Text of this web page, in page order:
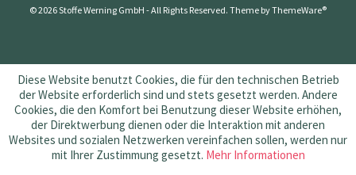
© 2026 Stoffe Werning GmbH - All Rights Reserved. Theme byThemeWare®
Diese Website benutzt Cookies, die für den technischen Betrieb
der Website erforderlich sind und stets gesetzt werden. Andere
Cookies, die den Komfort bei Benutzung dieser Website erhöhen,
der Direktwerbung dienen oder die Interaktion mit anderen
Websites und sozialen Netzwerken vereinfachen sollen, werden nur
mit Ihrer Zustimmung gesetzt. Mehr Informationen